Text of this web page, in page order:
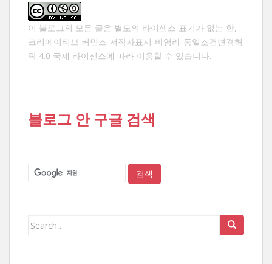
이 블로그의 모든 글은 별도의 라이센스 표기가 없는 한,
크리에이티브 커먼즈 저작자표시-비영리-동일조건변경허
락 4.0 국제 라이선스에 따라 이용할 수 있습니다.
블로그 안 구글 검색
Search